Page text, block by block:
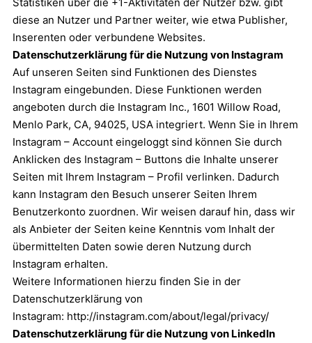
diese an Nutzer und Partner weiter, wie etwa Publisher,
Inserenten oder verbundene Websites.
Datenschutzerklärung für die Nutzung von Instagram
Auf unseren Seiten sind Funktionen des Dienstes
Instagram eingebunden. Diese Funktionen werden
angeboten durch die Instagram Inc., 1601 Willow Road,
Menlo Park, CA, 94025, USA integriert. Wenn Sie in Ihrem
Instagram – Account eingeloggt sind können Sie durch
Anklicken des Instagram – Buttons die Inhalte unserer
Seiten mit Ihrem Instagram – Profil verlinken. Dadurch
kann Instagram den Besuch unserer Seiten Ihrem
Benutzerkonto zuordnen. Wir weisen darauf hin, dass wir
als Anbieter der Seiten keine Kenntnis vom Inhalt der
übermittelten Daten sowie deren Nutzung durch
Instagram erhalten.
Weitere Informationen hierzu finden Sie in der
Datenschutzerklärung von
Instagram: http://instagram.com/about/legal/privacy/
Datenschutzerklärung für die Nutzung von LinkedIn